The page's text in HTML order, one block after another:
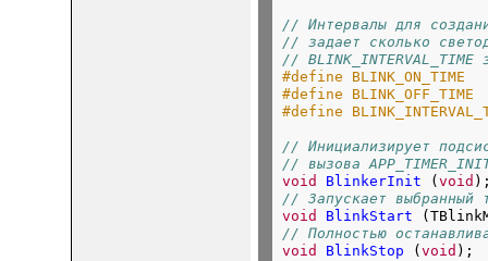
// Интервалы для
// задает сколько
//
#define
#define
#define
// Инициализирует
// вызова
void
BlinkerInit (void
// Запускает выбранный
void
BlinkStart
// Полностью
void
BlinkStop (void